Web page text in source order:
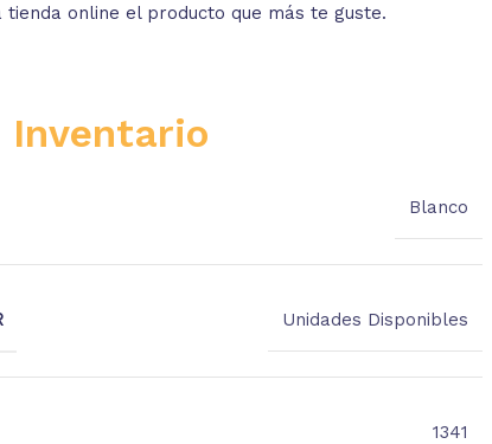
tienda online el producto que más te guste.
Inventario
Blanco
Unidades Disponibles
1341